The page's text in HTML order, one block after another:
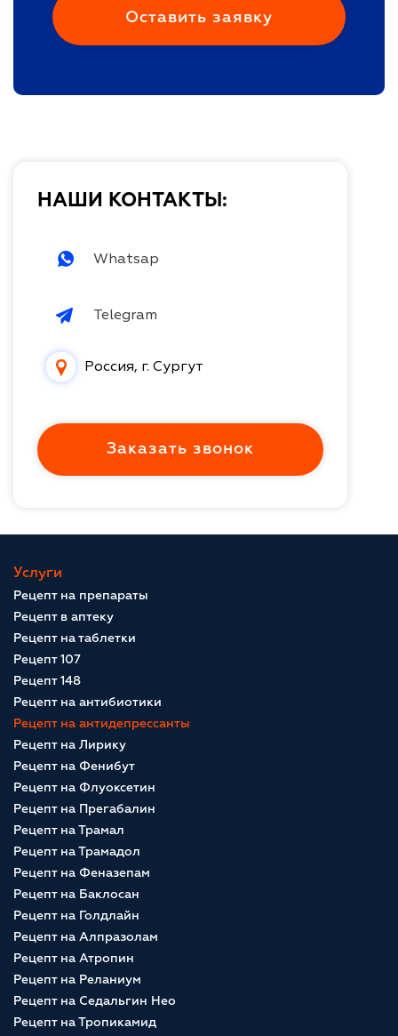
НАШИ КОНТАКТЫ:
Whatsap
Telegram
Россия, г. Сургут
Заказать звонок
Услуги
Рецепт на препараты
Рецепт в аптеку
Рецепт на таблетки
Рецепт 107
Рецепт 148
Рецепт на антибиотики
Рецепт на антидепрессанты
Рецепт на Лирику
Рецепт на Фенибут
Рецепт на Флуоксетин
Рецепт на Прегабалин
Рецепт на Трамал
Рецепт на Трамадол
Рецепт на Феназепам
Рецепт на Баклосан
Рецепт на Голдлайн
Рецепт на Алпразолам
Рецепт на Атропин
Рецепт на Реланиум
Рецепт на Седальгин Нео
Рецепт на Тропикамид